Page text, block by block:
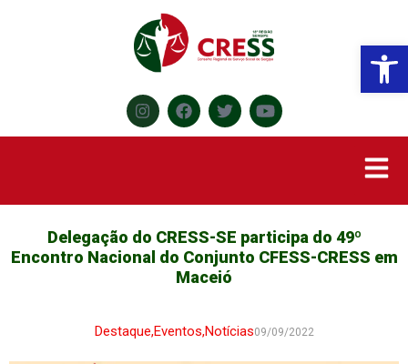
Delegação do CRESS-SE participa do 49º
Encontro Nacional do Conjunto CFESS-CRESS em
Maceió
Destaque,Eventos,Notícias09/09/2022